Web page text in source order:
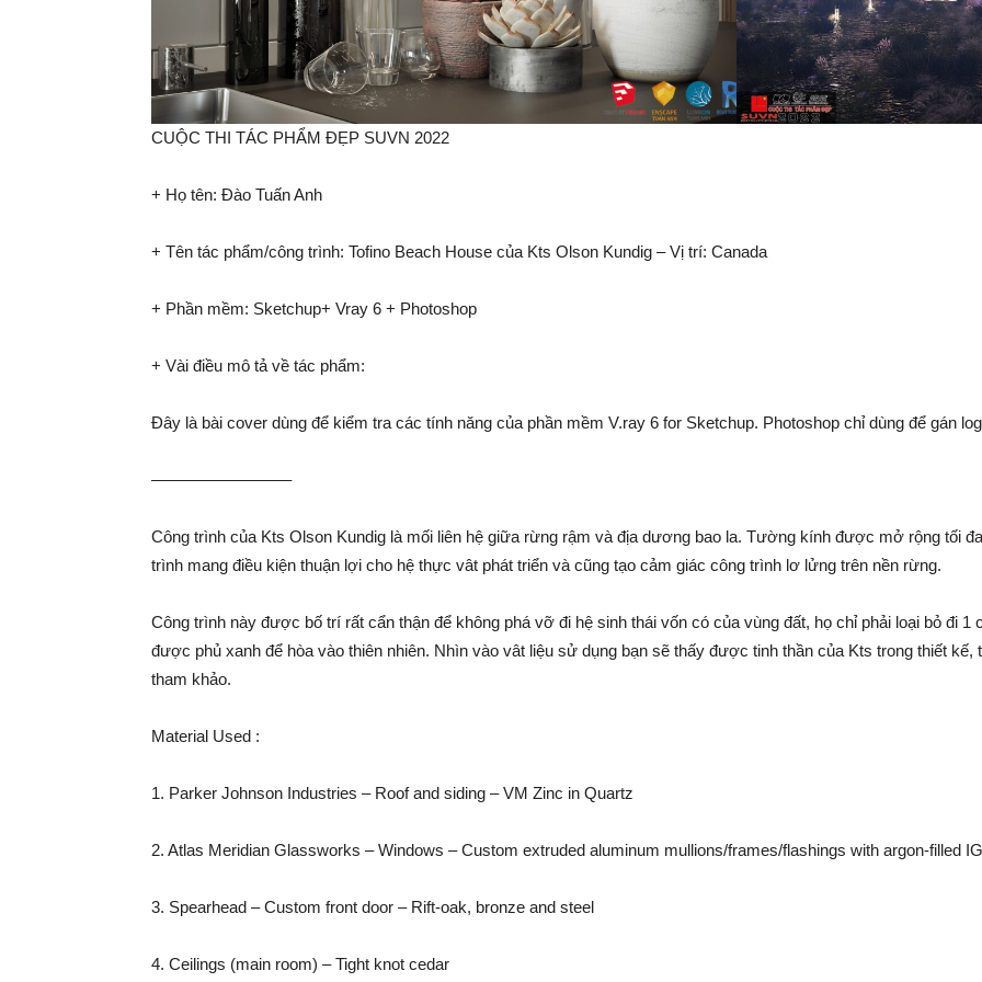
CUỘC THI TÁC PHẨM ĐẸP SUVN 2022
+ Họ tên: Đào Tuấn Anh
+ Tên tác phẩm/công trình: Tofino Beach House của Kts Olson Kundig – Vị trí: Canada
+ Phần mềm: Sketchup+ Vray 6 + Photoshop
+ Vài điều mô tả về tác phẩm:
Đây là bài cover dùng để kiểm tra các tính năng của phần mềm V.ray 6 for Sketchup. Photoshop chỉ dùng để gán
————————–
Công trình của Kts Olson Kundig là mối liên hệ giữa rừng rậm và địa dương bao la. Tường kính được mở rộng tối
trình mang điều kiện thuận lợi cho hệ thực vât phát triển và cũng tạo cảm giác công trình lơ lửng trên nền rừng.
Công trình này được bố trí rất cẩn thận để không phá vỡ đi hệ sinh thái vốn có của vùng đất, họ chỉ phải loại bỏ đi
được phủ xanh để hòa vào thiên nhiên. Nhìn vào vât liệu sử dụng bạn sẽ thấy được tinh thần của Kts trong thiết
tham khảo.
Material Used :
1. Parker Johnson Industries – Roof and siding – VM Zinc in Quartz
2. Atlas Meridian Glassworks – Windows – Custom extruded aluminum mullions/frames/flashings with argon-filled
3. Spearhead – Custom front door – Rift-oak, bronze and steel
4. Ceilings (main room) – Tight knot cedar